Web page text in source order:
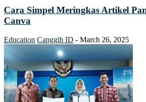
Cara Simpel Meringkas Artikel
Canva
Education Canggih ID - March 26, 2025